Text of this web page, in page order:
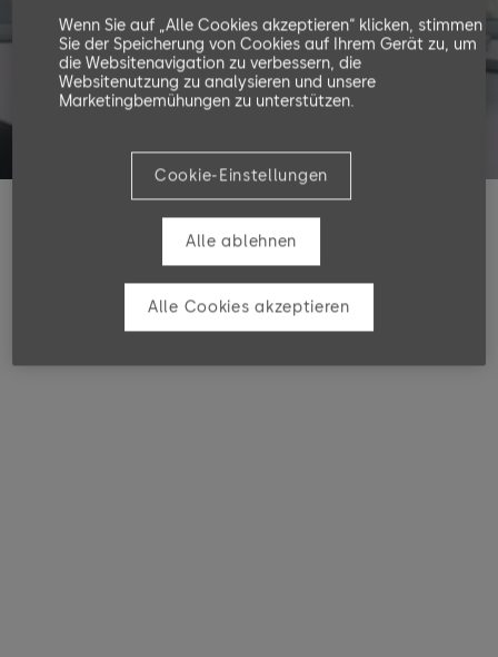
Wenn Sie auf „Alle Cookies akzeptieren“ klicken, stimmen
Sie der Speicherung von Cookies auf Ihrem Gerät zu, um
die Websitenavigation zu verbessern, die
Websitenutzung zu analysieren und unsere
Marketingbemühungen zu unterstützen.
Cookie-Einstellungen
Alle ablehnen
Alle Cookies akzeptieren